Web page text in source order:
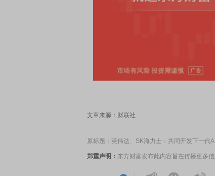
文章来源：财联社
原标题：英伟达、SK海力士：共同开发下一代
郑重声明： 东方财富发布此内容旨在传播更多